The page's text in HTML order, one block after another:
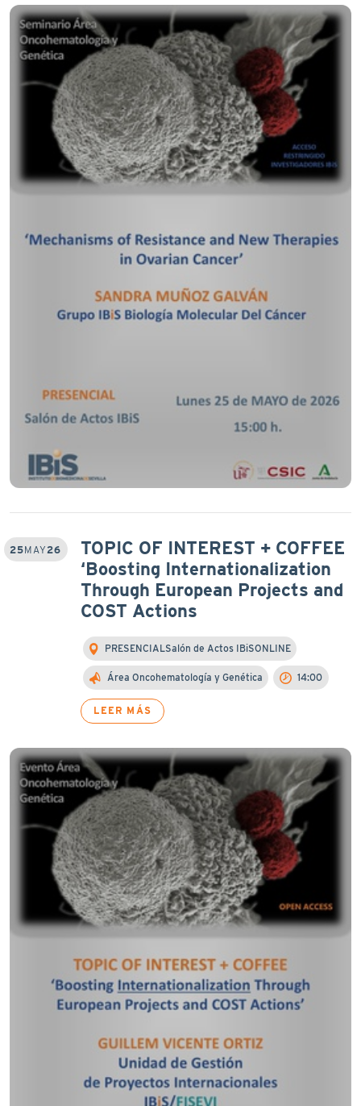
25MAY 26
TOPIC OF INTEREST + COFFEE
‘Boosting Internationalization
Through European Projects and
COST Actions
PRESENCIALSalón de Actos IBiSONLINE
Área Oncohematología y Genética 14:00
LEER MÁS